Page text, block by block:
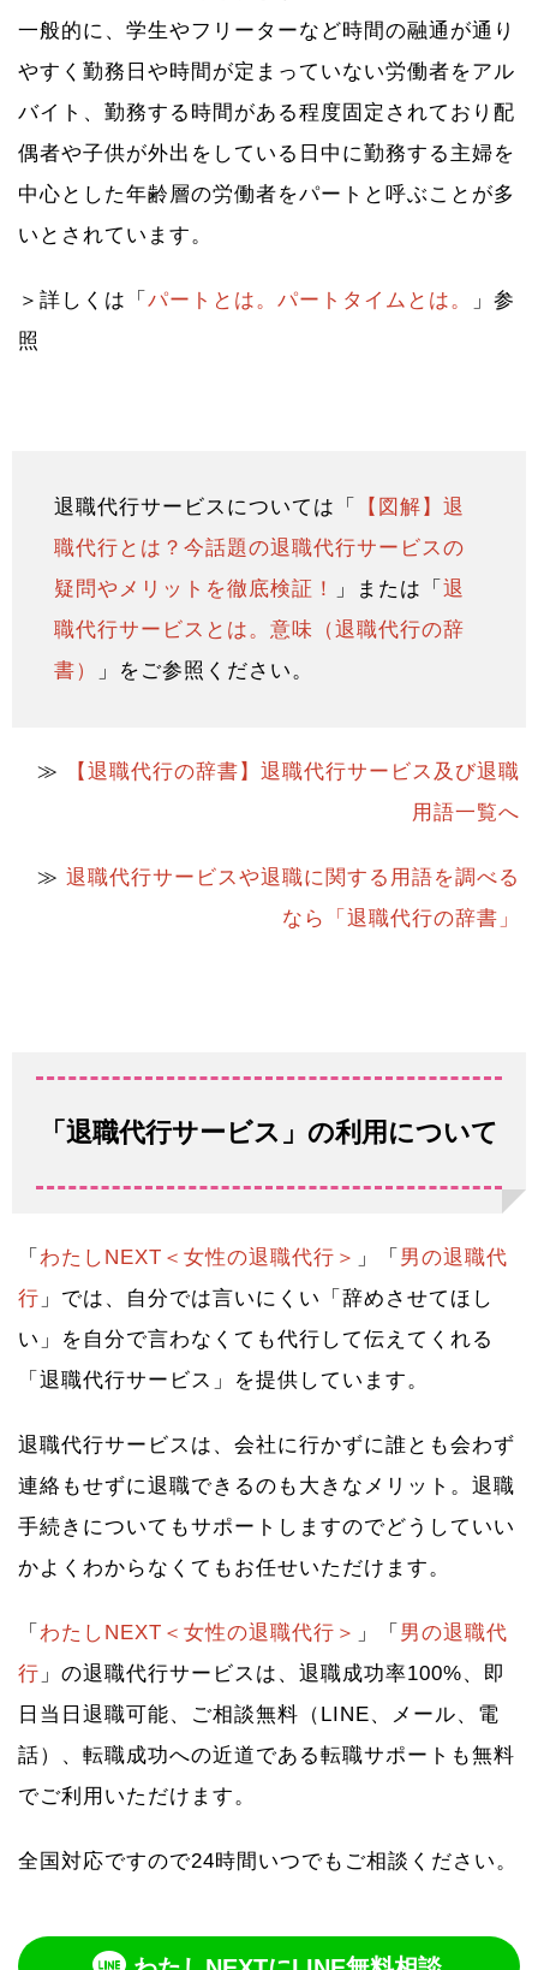
一般的に、学生やフリーターなど時間の融通が通り
やすく勤務日や時間が定まっていない労働者をアル
バイト、勤務する時間がある程度固定されており配
偶者や子供が外出をしている日中に勤務する主婦を
中心とした年齢層の労働者をパートと呼ぶことが多
いとされています。
＞詳しくは「 パートとは。パートタイムとは。
」参
照
退職代行サービスについては「
【図解】退
職代行とは？今話題の退職代行サービスの
疑問やメリットを徹底検証！
」または「 退
職代行サービスとは。意味（退職代行の辞
書）
」をご参照ください。
≫
【退職代行の辞書】退職代行サービス及び退職
用語一覧へ
≫ 退職代行サービスや退職に関する用語を調べる
なら「退職代行の辞書」
「退職代行サービス」の利用について
「 わたしNEXT＜女性の退職代行＞ 」「 男の退職代
行 」では、自分では言いにくい「辞めさせてほし
い」を自分で言わなくても代行して伝えてくれる
「退職代行サービス」を提供しています。
退職代行サービスは、会社に行かずに誰とも会わず
連絡もせずに退職できるのも大きなメリット。退職
手続きについてもサポートしますのでどうしていい
かよくわからなくてもお任せいただけます。
「 わたしNEXT＜女性の退職代行＞ 」「 男の退職代
行 」の退職代行サービスは、退職成功率100%、即
日当日退職可能、ご相談無料（LINE、メール、電
話）、転職成功への近道である転職サポートも無料
でご利用いただけます。
全国対応ですので24時間いつでもご相談ください。